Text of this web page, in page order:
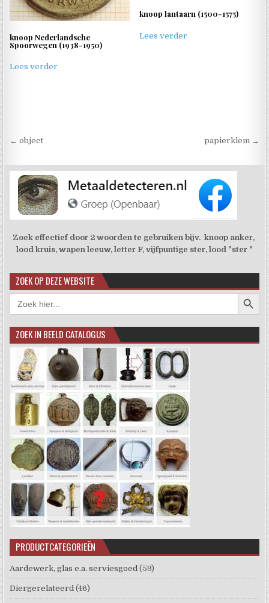
knoop Nederlandsche
Spoorwegen (1938-1950)
Lees verder
knoop lantaarn (1500-1575)
Lees verder
Berichtnavigatie
← object papierklem →
Zoek effectief door 2 woorden te gebruiken bijv. knoop anker,
lood kruis, wapen leeuw, letter F, vijfpuntige ster, lood "ster "
ZOEK OP DEZE WEBSITE
Zoek
naar:
ZOEK IN BEELD CATALOGUS
PRODUCTCATEGORIEËN
Aardewerk, glas e.a. serviesgoed (59)
Diergerelateerd (46)